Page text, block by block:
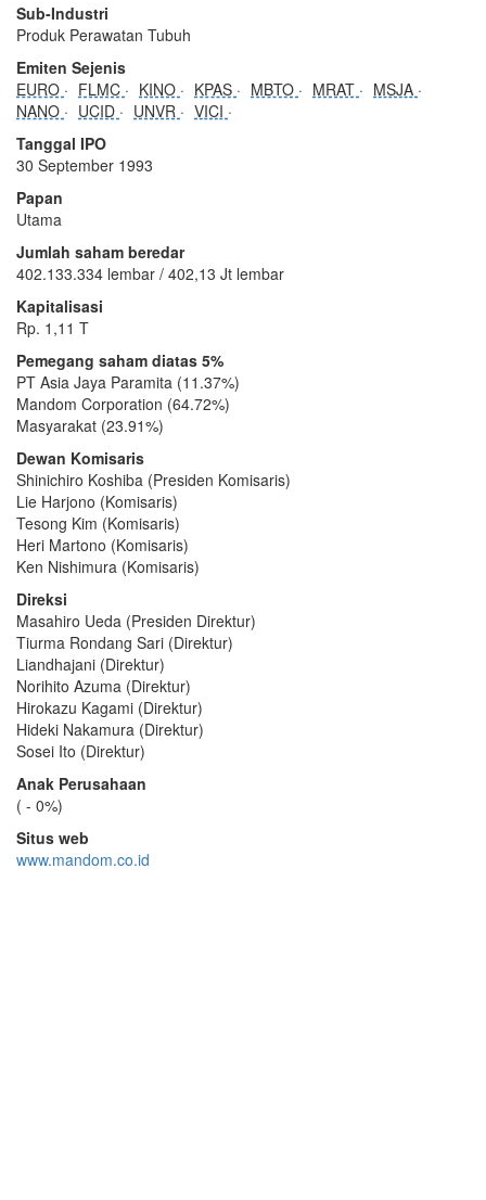
Sub-Industri
Produk Perawatan Tubuh
Emiten Sejenis
EURO
FLMC KINO KPAS MBTO MRAT
MSJA
NANO
UCID UNVR
VICI
Tanggal IPO
30 September 1993
Papan
Utama
Jumlah saham beredar
402.133.334 lembar / 402,13 Jt lembar
Kapitalisasi
Rp. 1,11 T
Pemegang saham diatas 5%
PT Asia Jaya Paramita (11.37%)
Mandom Corporation (64.72%)
Masyarakat (23.91%)
Dewan Komisaris
Shinichiro Koshiba (Presiden Komisaris)
Lie Harjono (Komisaris)
Tesong Kim (Komisaris)
Heri Martono (Komisaris)
Ken Nishimura (Komisaris)
Direksi
Masahiro Ueda (Presiden Direktur)
Tiurma Rondang Sari (Direktur)
Liandhajani (Direktur)
Norihito Azuma (Direktur)
Hirokazu Kagami (Direktur)
Hideki Nakamura (Direktur)
Sosei Ito (Direktur)
Anak Perusahaan
( - 0%)
Situs web
www.mandom.co.id